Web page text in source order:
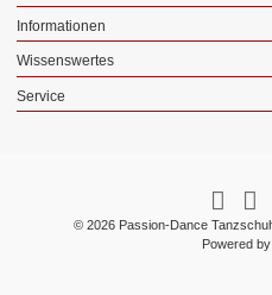
Informationen
Wissenswertes
Service
© 2026 Passion-Dance
Powered by